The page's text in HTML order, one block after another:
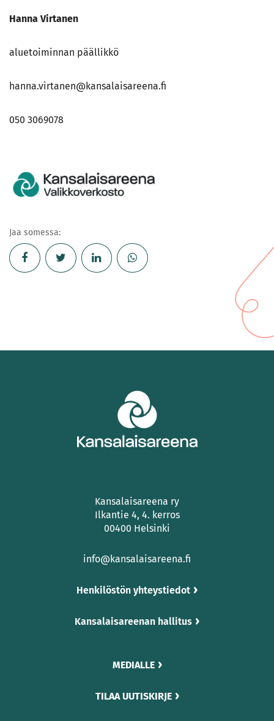
Hanna Virtanen
aluetoiminnan päällikkö
hanna.virtanen@kansalaisareena.fi
050 3069078
Jaa somessa:
Kansalaisareena ry
Ilkantie 4, 4. kerros
00400 Helsinki
info@kansalaisareena.fi
Henkilöstön yhteystiedot
Kansalaisareenan hallitus
MEDIALLE
TILAA UUTISKIRJE